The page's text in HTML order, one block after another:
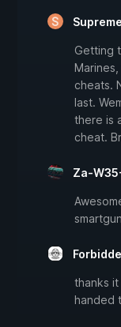
Getting
cheats.
last.
there is
cheat.
Za-
thanks
handed